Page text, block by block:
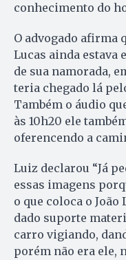
conhecimento do
O advogado afirma
Lucas ainda estava
de sua namorada,
teria chegado lá
Também o áudio
às 10h20 ele
oferencendo a
Luiz declarou “Já
essas imagens
o que coloca o
dado suporte
carro vigiando,
porém não era ele,